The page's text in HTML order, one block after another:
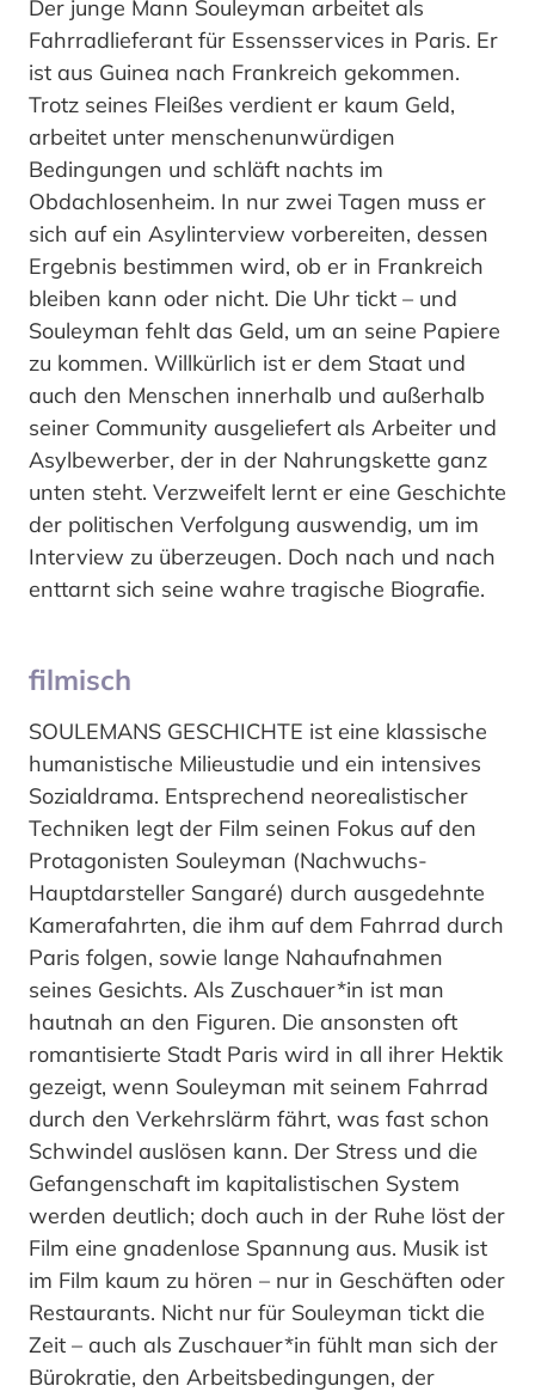
Der junge Mann Souleyman arbeitet als
Fahrradlieferant für Essensservices in Paris. Er
ist aus Guinea nach Frankreich gekommen.
Trotz seines Fleißes verdient er kaum Geld,
arbeitet unter menschenunwürdigen
Bedingungen und schläft nachts im
Obdachlosenheim. In nur zwei Tagen muss er
sich auf ein Asylinterview vorbereiten, dessen
Ergebnis bestimmen wird, ob er in Frankreich
bleiben kann oder nicht. Die Uhr tickt – und
Souleyman fehlt das Geld, um an seine Papiere
zu kommen. Willkürlich ist er dem Staat und
auch den Menschen innerhalb und außerhalb
seiner Community ausgeliefert als Arbeiter und
Asylbewerber, der in der Nahrungskette ganz
unten steht. Verzweifelt lernt er eine Geschichte
der politischen Verfolgung auswendig, um im
Interview zu überzeugen. Doch nach und nach
enttarnt sich seine wahre tragische Biografie.
filmisch
SOULEMANS GESCHICHTE ist eine klassische
humanistische Milieustudie und ein intensives
Sozialdrama. Entsprechend neorealistischer
Techniken legt der Film seinen Fokus auf den
Protagonisten Souleyman (Nachwuchs-
Hauptdarsteller Sangaré) durch ausgedehnte
Kamerafahrten, die ihm auf dem Fahrrad durch
Paris folgen, sowie lange Nahaufnahmen
seines Gesichts. Als Zuschauer*in ist man
hautnah an den Figuren. Die ansonsten oft
romantisierte Stadt Paris wird in all ihrer Hektik
gezeigt, wenn Souleyman mit seinem Fahrrad
durch den Verkehrslärm fährt, was fast schon
Schwindel auslösen kann. Der Stress und die
Gefangenschaft im kapitalistischen System
werden deutlich; doch auch in der Ruhe löst der
Film eine gnadenlose Spannung aus. Musik ist
im Film kaum zu hören – nur in Geschäften oder
Restaurants. Nicht nur für Souleyman tickt die
Zeit – auch als Zuschauer*in fühlt man sich der
Bürokratie, den Arbeitsbedingungen, der